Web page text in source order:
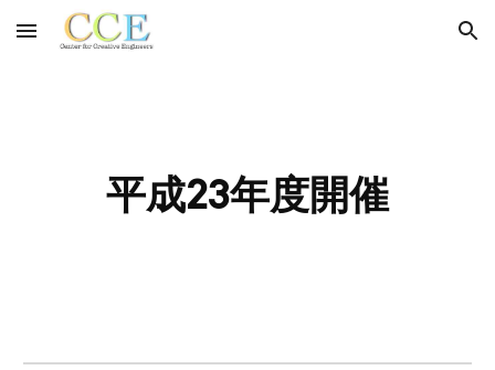
Skip to main content Skip to navigation
平成23年度開催